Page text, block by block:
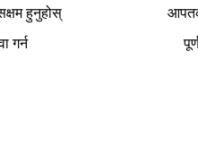
हुनुहोस्
गर्न